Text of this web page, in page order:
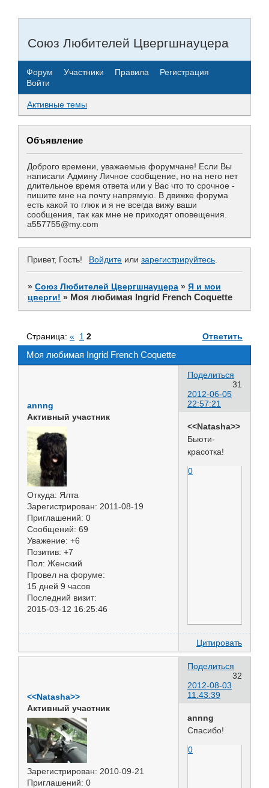
Союз Любителей Цвергшнауцера
Форум Участники Правила
Регистрация
Войти
Активные темы
Объявление
Доброго времени, уважаемые форумчане! Если Вы
написали Админу Личное сообщение, но на него нет
длительное время ответа или у Вас что то срочное -
пишите мне на почту напрямую. В движке форума
есть какой то глюк и я не всегда вижу ваши
сообщения, так как мне не приходят оповещения.
a557755@my.com
Привет, Гость! Войдите или зарегистрируйтесь.
»Союз Любителей Цвергшнауцера »Я и мои
цверги! » Моя любимая Ingrid French Coquette
Моя любимая Ingrid French Coquette
Страница: « 1 2 Ответить
Поделиться
31
2012-06-05
22:57:21
annng
Активный участник
Откуда: Ялта
Зарегистрирован: 2011-08-19
Приглашений: 0
Сообщений: 69
Уважение: +6
Позитив: +7
Пол: Женский
Провел на форуме:
15 дней 9 часов
Последний визит:
2015-03-12 16:25:46
<<Natasha>>
Бьюти-
красотка!
0
Цитировать
Поделиться
32
2012-08-03
11:43:39
<<Natasha>>
Активный участник
Зарегистрирован: 2010-09-21
Приглашений: 0
annng
Спасибо!
0